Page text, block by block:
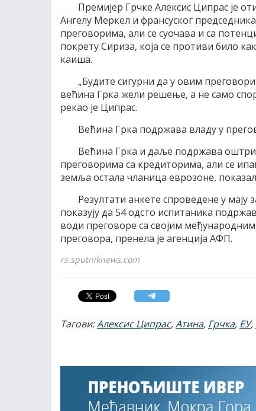
Премијер Грчке Алексис Ципрас је
Ангелу Меркел и франсуског
преговорима, али се суочава и са
покрету Сириза, која се противи било
каиша.
„Будите сигурни да у овим
већина Грка жели решење, а не само
рекао је Ципрас.
Већина Грка подржава владу у
Већина Грка и даље подржава оштри
преговорима са кредиторима, али се
земља остала чланица еврозоне,
Резултати анкете спроведене у мају
показују да 54 одсто испитаника
води преговоре са својим
преговора, пренела је агенција АФП.
rs.sputniknews.com
Тагови:Алексис Ципрас,Атина, Грчка, ЕУ,